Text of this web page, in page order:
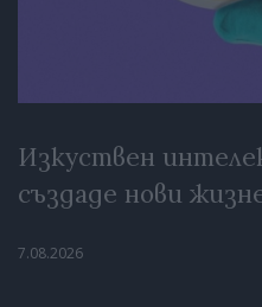
Изкуствен
създаде нови
7.08.2026